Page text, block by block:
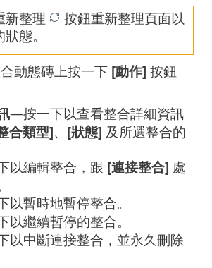
新整理
按鈕重新整理頁面以
態。
動態磚上按一下 [動作] 按鈕
—按一下以查看整合詳細資訊
合類型]、 [狀態] 及所選整合的
以編輯整合，跟 [連接整合] 處
暫時地暫停整合。
繼續暫停的整合。
以中斷連接整合，並永久刪除